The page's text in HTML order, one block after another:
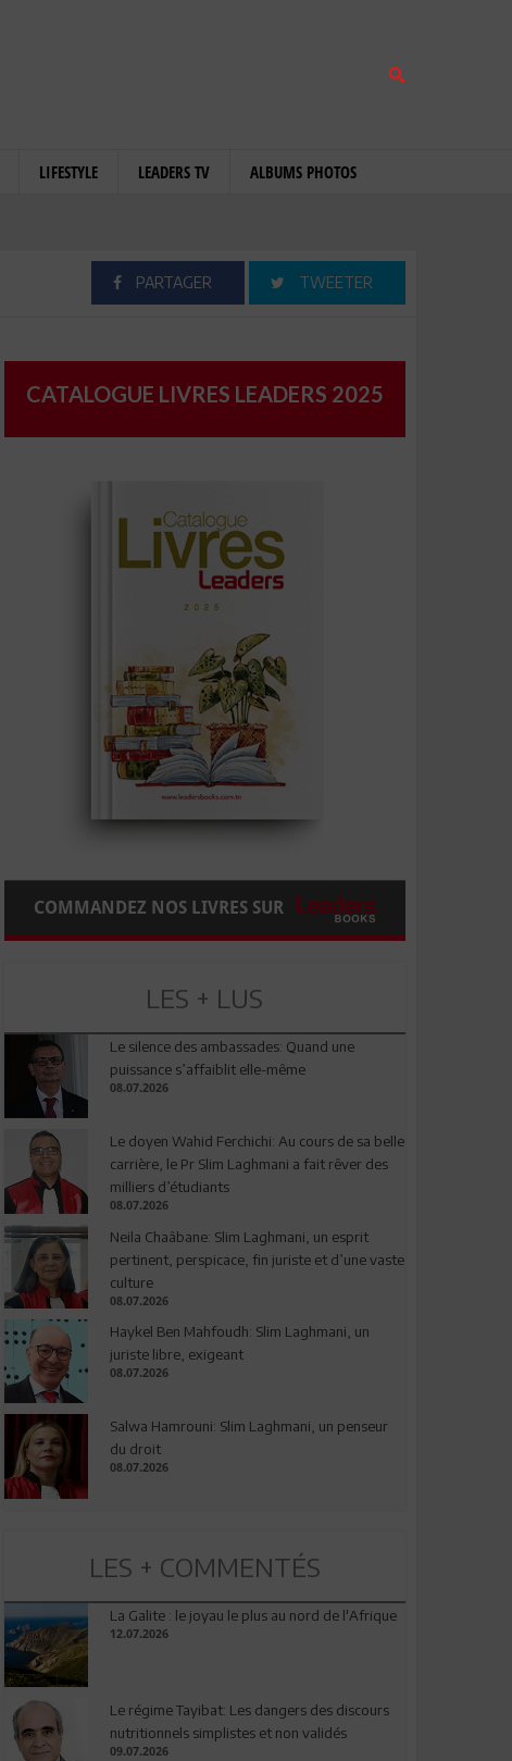
LIFESTYLE LEADERS TV ALBUMS PHOTOS
PARTAGER TWEETER
CATALOGUE LIVRES LEADERS 2025
COMMANDEZ NOS LIVRES SUR
LES + LUS
Le silence des ambassades: Quand une
puissance s’affaiblit elle-même
08.07.2026
Le doyen Wahid Ferchichi: Au cours de sa belle
carrière, le Pr Slim Laghmani a fait rêver des
milliers d’étudiants
08.07.2026
Neila Chaâbane: Slim Laghmani, un esprit
pertinent, perspicace, fin juriste et d’une vaste
culture
08.07.2026
Haykel Ben Mahfoudh: Slim Laghmani, un
juriste libre, exigeant
08.07.2026
Salwa Hamrouni: Slim Laghmani, un penseur
du droit
08.07.2026
LES + COMMENTÉS
La Galite : le joyau le plus au nord de l'Afrique
12.07.2026
Le régime Tayibat: Les dangers des discours
nutritionnels simplistes et non validés
09.07.2026